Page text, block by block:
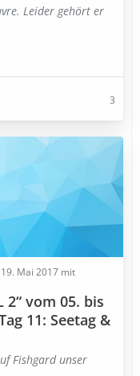
Leider gehört er
3
19. Mai 2017 mit
2“ vom 05. bis
11: Seetag &
Fishgard unser